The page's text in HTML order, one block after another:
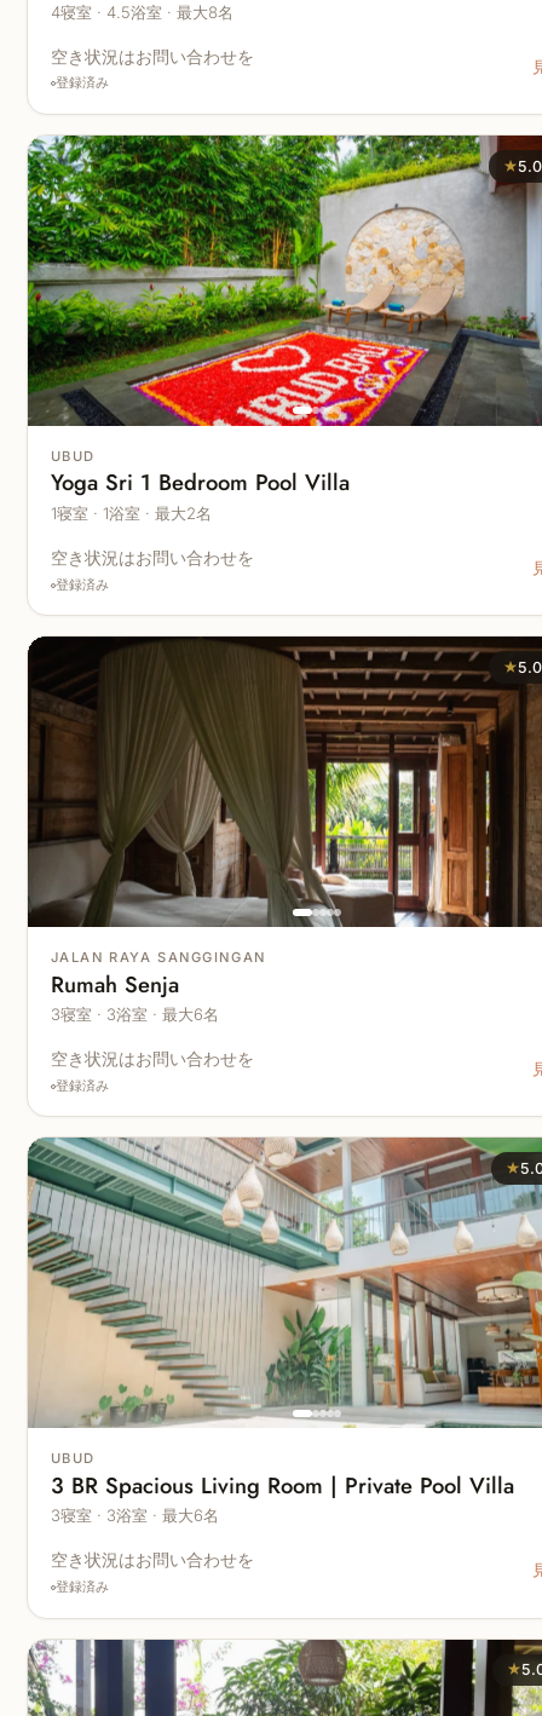
4寝室 · 4.5浴室 · 最大8名
空き状況はお問い合わせを
登録済み
★
UBUD
Yoga Sri 1 Bedroom Pool Villa
1寝室 · 1浴室 · 最大2名
空き状況はお問い合わせを
登録済み
★
JALAN RAYA SANGGINGAN
Rumah Senja
3寝室 · 3浴室 · 最大6名
空き状況はお問い合わせを
登録済み
★
UBUD
3 BR Spacious Living Room | Private Pool Villa
3寝室 · 3浴室 · 最大6名
空き状況はお問い合わせを
登録済み
★